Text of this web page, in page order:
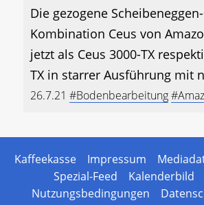
Die gezogene
Kombination Ceus von
jetzt als Ceus 3000-TX
TX in starrer Ausführung mit
26.7.21 #Bodenbearbeitung
Kaffeekasse Impressum
Spezial-Feed
Kalenderbild
Nutzungsbedingungen